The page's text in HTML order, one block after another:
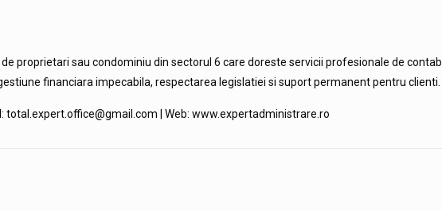
proprietari sau condominiu din sectorul 6 care doreste servicii profesionale de
financiara impecabila, respectarea legislatiei si suport permanent pentru clienti.
| Web: www.expertadministrare.ro